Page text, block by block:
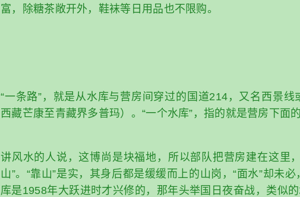
富，除糖茶敞开外，鞋袜等日用品也不限购。
“一条路”，就是从水库与营房间穿过的国道214，又名西景
西藏芒康至青藏界多普玛）。“一个水库”，指的就是营房下面
讲风水的人说，这博尚是块福地，所以部队把营房建在这里
山”。“靠山”是实，其身后都是缓缓而上的山岗，“面水”却未
库是1958年大跃进时才兴修的，那年头举国日夜奋战，类似